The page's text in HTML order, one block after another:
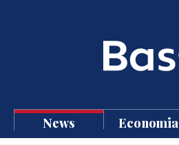
News Economia